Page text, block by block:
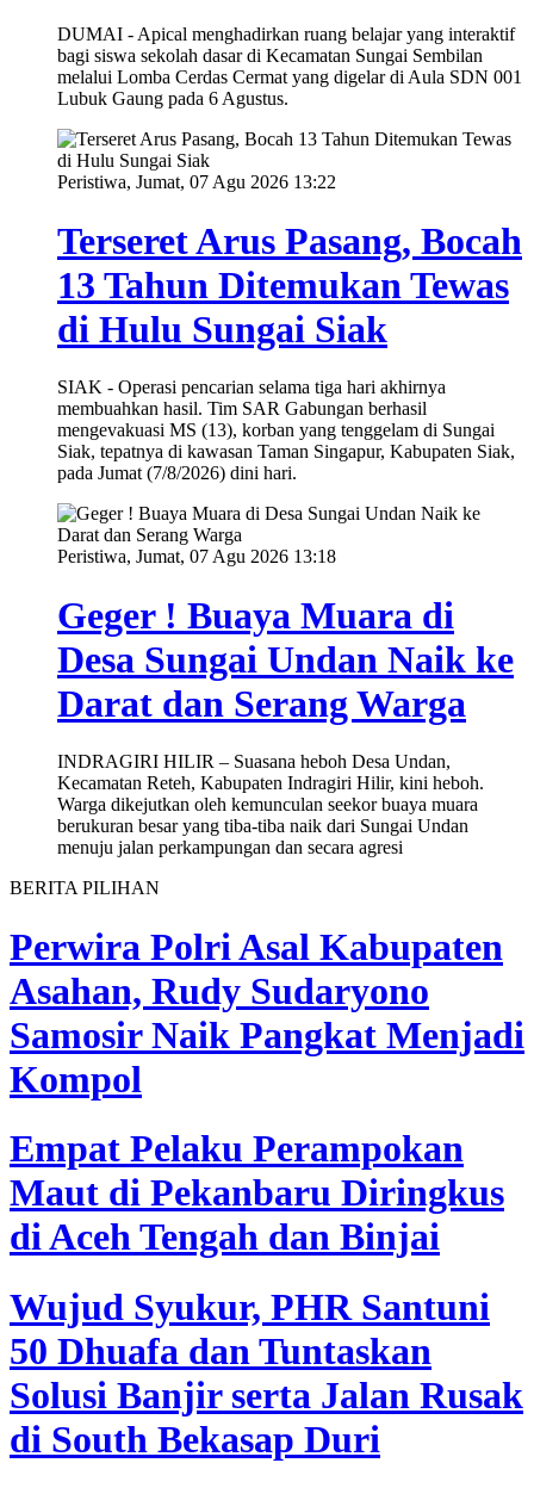
DUMAI - Apical menghadirkan ruang belajar yang interaktif
bagi siswa sekolah dasar di Kecamatan Sungai Sembilan
melalui Lomba Cerdas Cermat yang digelar di Aula SDN 001
Lubuk Gaung pada 6 Agustus.
Peristiwa, Jumat, 07 Agu 2026 13:22
Terseret Arus Pasang, Bocah
13 Tahun Ditemukan Tewas
di Hulu Sungai Siak
SIAK - Operasi pencarian selama tiga hari akhirnya
membuahkan hasil. Tim SAR Gabungan berhasil
mengevakuasi MS (13), korban yang tenggelam di Sungai
Siak, tepatnya di kawasan Taman Singapur, Kabupaten Siak,
pada Jumat (7/8/2026) dini hari.
Peristiwa, Jumat, 07 Agu 2026 13:18
Geger ! Buaya Muara di
Desa Sungai Undan Naik ke
Darat dan Serang Warga
INDRAGIRI HILIR – Suasana heboh Desa Undan,
Kecamatan Reteh, Kabupaten Indragiri Hilir, kini heboh.
Warga dikejutkan oleh kemunculan seekor buaya muara
berukuran besar yang tiba-tiba naik dari Sungai Undan
menuju jalan perkampungan dan secara agresi
BERITA PILIHAN
Perwira Polri Asal Kabupaten
Asahan, Rudy Sudaryono
Samosir Naik Pangkat Menjadi
Kompol
Empat Pelaku Perampokan
Maut di Pekanbaru Diringkus
di Aceh Tengah dan Binjai
Wujud Syukur, PHR Santuni
50 Dhuafa dan Tuntaskan
Solusi Banjir serta Jalan Rusak
di South Bekasap Duri